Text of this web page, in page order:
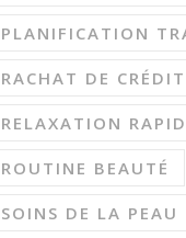
PLANIFICATION
RACHAT DE CRÉDIT
RELAXATION
ROUTINE BEAUTÉ
SOINS DE LA PEAU